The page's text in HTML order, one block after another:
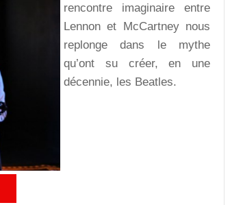
rencontre imaginaire entre
Lennon et McCartney nous
replonge dans le mythe
qu’ont su créer, en une
décennie, les Beatles.